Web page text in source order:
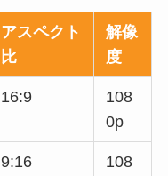
アスペクト
比
解像
度
16:9
108
0p
9:16
108